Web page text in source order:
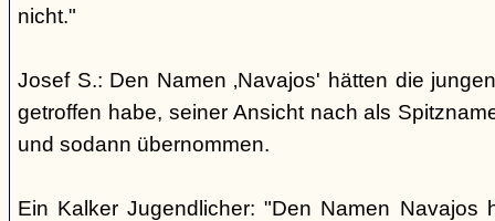
nicht."
Josef S.: Den Namen ‚Navajos' hätten die
getroffen habe, seiner Ansicht nach als
und sodann übernommen.
Ein Kalker Jugendlicher: "Den Namen Navajos